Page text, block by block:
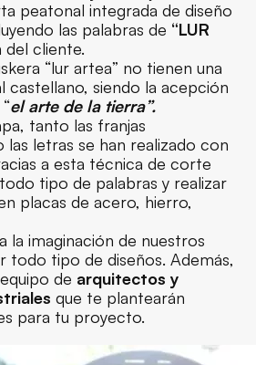
peatonal integrada de diseño
las palabras de “LUR
del cliente.
“lur artea” no tienen una
castellano, siendo la acepción
el arte de la tierra”.
tanto las franjas
letras se han realizado con
a esta técnica de corte
tipo de palabras y realizar
placas de acero, hierro,
la imaginación de nuestros
todo tipo de diseños. Además,
de arquitectos y
que te plantearán
para tu proyecto.